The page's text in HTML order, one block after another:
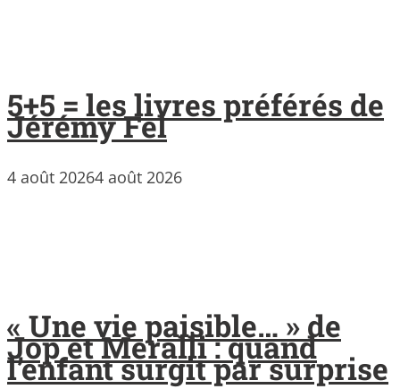
5+5 = les livres préférés de
Jérémy Fel
4 août 20264 août 2026
« Une vie paisible… » de
Jop et Meralli : quand
l’enfant surgit par surprise